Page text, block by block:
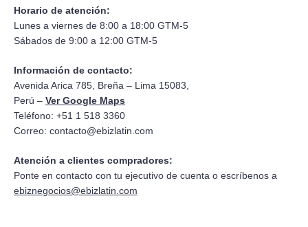
Horario de atención:
Lunes a viernes de 8:00 a 18:00 GTM-5
Sábados de 9:00 a 12:00 GTM-5
Información de contacto:
Avenida Arica 785, Breña – Lima 15083,
Perú – Ver Google Maps
Teléfono: +51 1 518 3360
Correo: contacto@ebizlatin.com
Atención a clientes compradores:
Ponte en contacto con tu ejecutivo de cuenta o escríbenos a
ebiznegocios@ebizlatin.com